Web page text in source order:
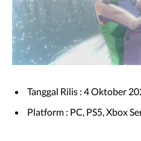
Tanggal Rilis : 4 Oktober
Platform : PC, PS5, Xbox